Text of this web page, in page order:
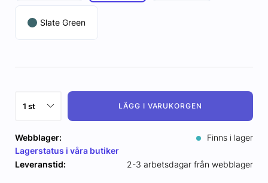
Slate Green
LÄGG I VARUKORGEN
Webblager:
Finns i lager
Lagerstatus i våra butiker
Leveranstid:
2-3 arbetsdagar från webblager